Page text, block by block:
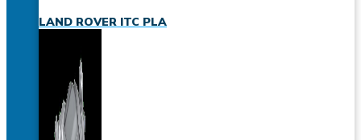
LAND ROVER ITC PLA